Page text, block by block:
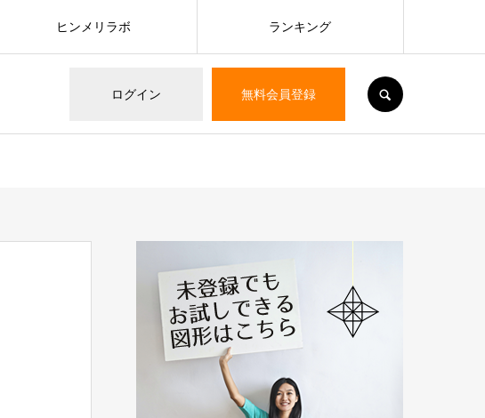
ログイン 無料会員登録
ヒンメリラボ ランキング